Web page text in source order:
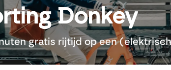
Donkey
gratis rijtijd op een